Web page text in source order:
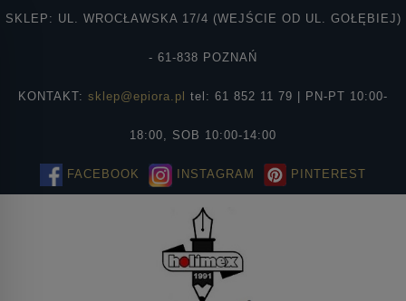
SKLEP: UL. WROCŁAWSKA 17/4 (WEJŚCIE OD UL. GOŁĘBIEJ)
- 61-838 POZNAŃ
KONTAKT: sklep@epiora.pl tel: 61 852 11 79 | PN-PT 10:00-
18:00, SOB 10:00-14:00
FACEBOOK INSTAGRAM PINTEREST